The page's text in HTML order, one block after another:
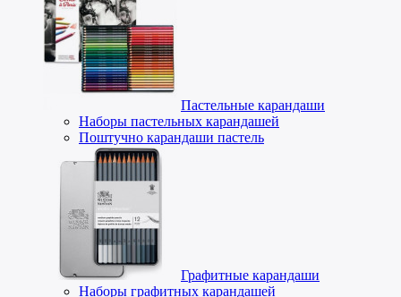
Пастельные карандаши
Наборы пастельных карандашей
Поштучно карандаши пастель
Графитные карандаши
Наборы графитных карандашей